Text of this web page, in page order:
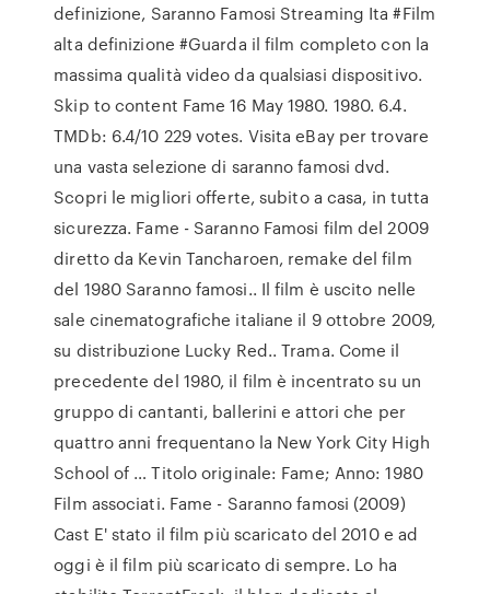
definizione, Saranno Famosi Streaming Ita #Film
alta definizione #Guarda il film completo con la
massima qualità video da qualsiasi dispositivo.
Skip to content Fame 16 May 1980. 1980. 6.4.
TMDb: 6.4/10 229 votes. Visita eBay per trovare
una vasta selezione di saranno famosi dvd.
Scopri le migliori offerte, subito a casa, in tutta
sicurezza. Fame - Saranno Famosi film del 2009
diretto da Kevin Tancharoen, remake del film
del 1980 Saranno famosi.. Il film è uscito nelle
sale cinematografiche italiane il 9 ottobre 2009,
su distribuzione Lucky Red.. Trama. Come il
precedente del 1980, il film è incentrato su un
gruppo di cantanti, ballerini e attori che per
quattro anni frequentano la New York City High
School of … Titolo originale: Fame; Anno: 1980
Film associati. Fame - Saranno famosi (2009)
Cast E' stato il film più scaricato del 2010 e ad
oggi è il film più scaricato di sempre. Lo ha